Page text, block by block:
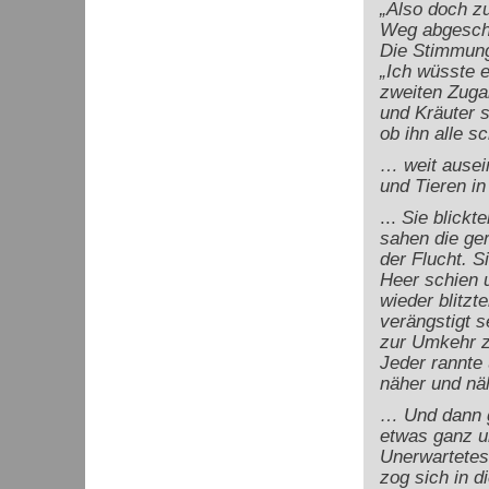
„Also doch
Weg
Die
„Ich wüsste
zweiten
und Kräuter
ob ihn alle
… weit
und Tieren
... Sie
sahen die
der Flucht.
Heer schien
wieder
verängstigt
zur Umkehr
Jeder rannte
näher und
… Und dann
etwas ganz
zog sich in